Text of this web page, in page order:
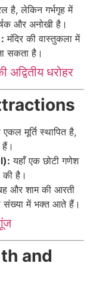
है, लेकिन गर्भगृह में
और अनोखी है।
मंदिर की वास्तुकला में
सकता है।
अद्वितीय धरोहर
मूर्ति स्थापित है,
यहाँ एक छोटी गणेश
की है।
और शाम की आरती
संख्या में भक्त आते हैं।
and